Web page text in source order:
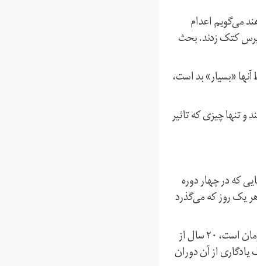
می‌گویم اعدام
کتک زدند. بحث
«بسیار» بد است،
و تنها چیزی که تاثیر
که در چهار دوره
هر یک روز که می‌گذرد
آقایی تاکید کرد که «هدف در انفرادی گذاشتن یک زخم فیزیکی نیست، هدف از خود بیزاری از خود و آرمان است، ۲۰ سال از
از آن دوران